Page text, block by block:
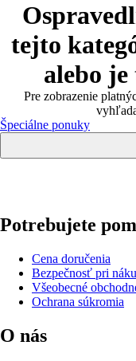
tejto
alebo
Pre zobrazenie
Špeciálne ponuky
Potrebujete
Cena doručenia
Bezpečnosť pri
Všeobecné
Ochrana súkromia
O nás